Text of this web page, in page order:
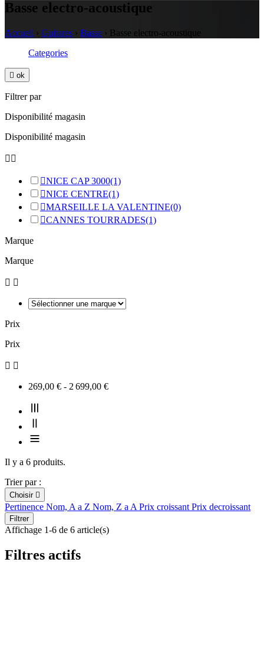
Basse electro-acoustique
Accueil › Guitares › Basse › Basse electro-acoustique
Categories
 ok
Filtrer par
Disponibilité magasin
Disponibilité magasin
 
NICE CAP 3000(1)
NICE CENTRE(1)
MARSEILLE LA VALENTINE(0)
CANNES TOURRADES(1)
Marque
Marque
 
Prix
Prix
 
269,00 € - 2 699,00 €
Il y a 6 produits.
Trier par :
Choisir 
Pertinence Nom, A a Z Nom, Z a A Prix croissant Prix decroissant
Filtrer
Affichage 1-6 de 6 article(s)
Filtres actifs